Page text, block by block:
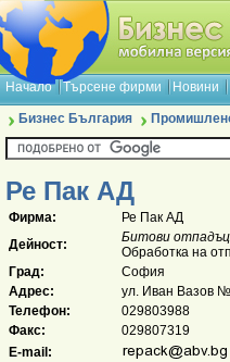
Начало Търсене фирми Новини
Бизнес България
Ре Пак АД
Фирма:
Ре Пак АД
Дейност:
Битови
Обработка на
Град:
София
Адрес:
ул. Иван Вазов
Телефон:
029803988
Факс:
029807319
E-mail: